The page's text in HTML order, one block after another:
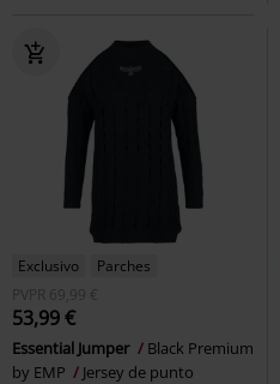
Exclusivo
Parches
PVPR 69,99 €
53,99 €
Essential Jumper
Black Premium
by EMP
Jersey de punto